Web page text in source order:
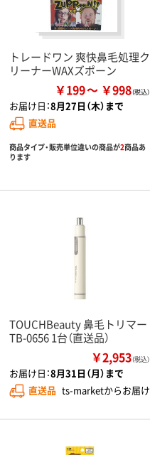
トレードワン 爽快鼻毛処理ク
リーナーWAXズポーン
￥199 ￥998
お届け日：8月27日（木）まで
直送品
商品タイプ・販売単位違いの商品が2商品あ
ります
TOUCHBeauty 鼻毛トリマー
TB-0656 1台（直送品）
￥2,953（税込）
お届け日：8月31日（月）まで
直送品 ts-marketからお届け